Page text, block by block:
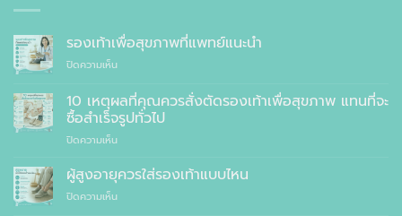
รองเท้าเพื่อสุขภาพที่แพทย์แนะนำ
ปิดความเห็นบน
เพื่อ
สุขภาพ
ที่
แพทย์
10 เหตุผลที่คุณควรสั่งตัดรองเท้าเพื่อสุขภาพ แทนที่จะ
ซื้อสำเร็จรูปทั่วไป
ปิดความเห็นบน
เหตุผล
คุณ
ผู้สูงอายุควรใส่รองเท้าแบบไหน
ปิดความเห็นบน